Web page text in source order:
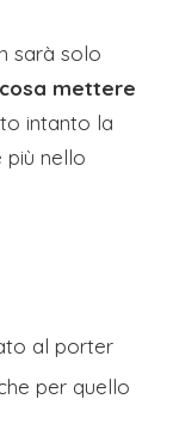
sarà solo
mettere
intanto la
più nello
al porter
per quello